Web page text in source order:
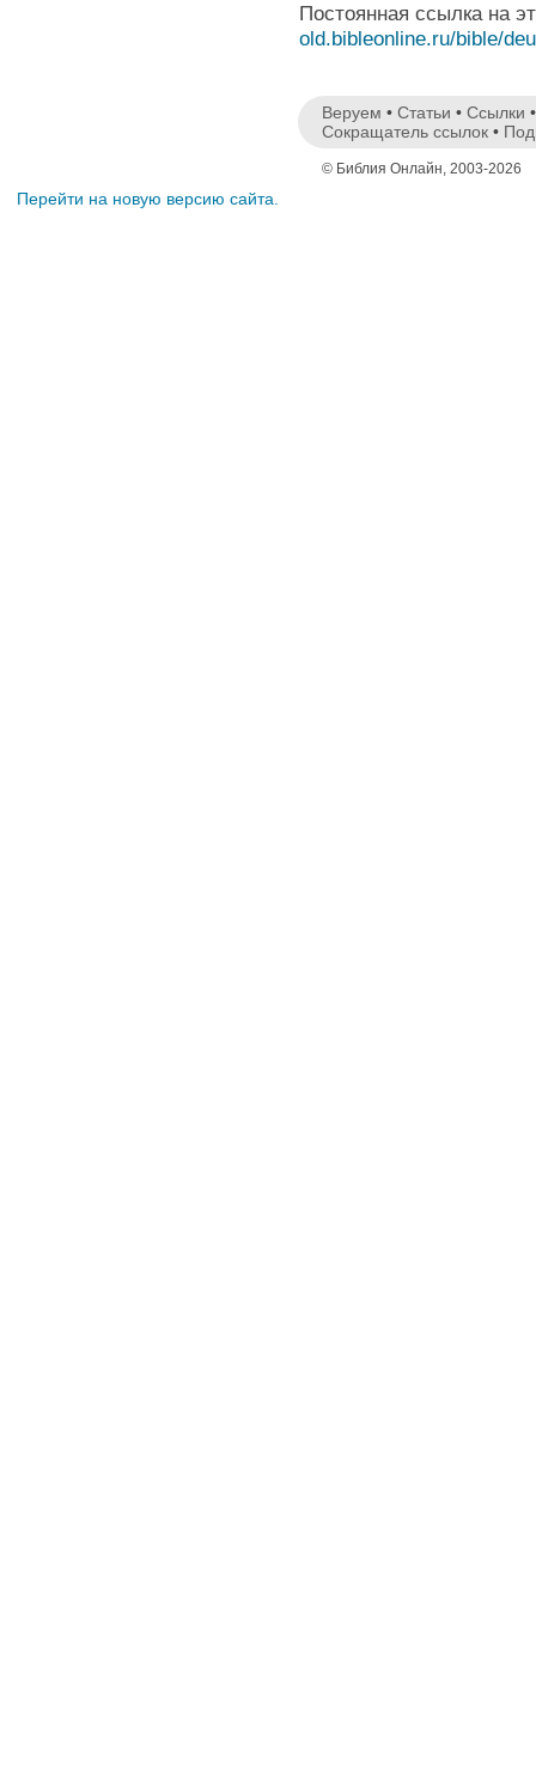
Постоянная ссылка на
old.bibleonline.ru/bible/
Веруем • Статьи • Ссылки
Сокращатель ссылок •
© Библия Онлайн, 2003-2026
Перейти на новую версию сайта.